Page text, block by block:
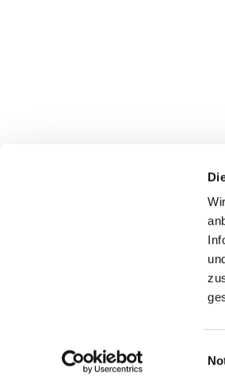
Evangelische
wolfgang.jaeger@evangelisch-in-